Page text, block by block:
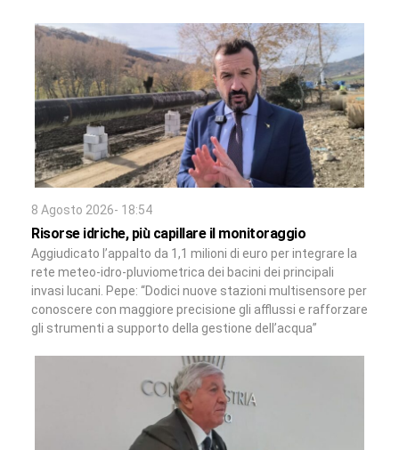
8 Agosto 2026- 18:54
Risorse idriche, più capillare il monitoraggio
Aggiudicato l’appalto da 1,1 milioni di euro per integrare la
rete meteo-idro-pluviometrica dei bacini dei principali
invasi lucani. Pepe: “Dodici nuove stazioni multisensore per
conoscere con maggiore precisione gli afflussi e rafforzare
gli strumenti a supporto della gestione dell’acqua”